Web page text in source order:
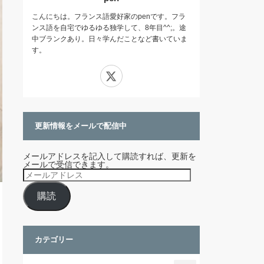
こんにちは。フランス語愛好家のpenです。フラ
ンス語を自宅でゆるゆる独学して、8年目^^;。途
中ブランクあり。日々学んだことなど書いていま
す。
更新情報をメールで配信中
メールアドレスを記入して購読すれば、更新を
メールで受信できます。
メ
ー
ル
ア
ド
購読
カテゴリー